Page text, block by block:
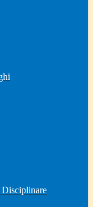
Disciplinare